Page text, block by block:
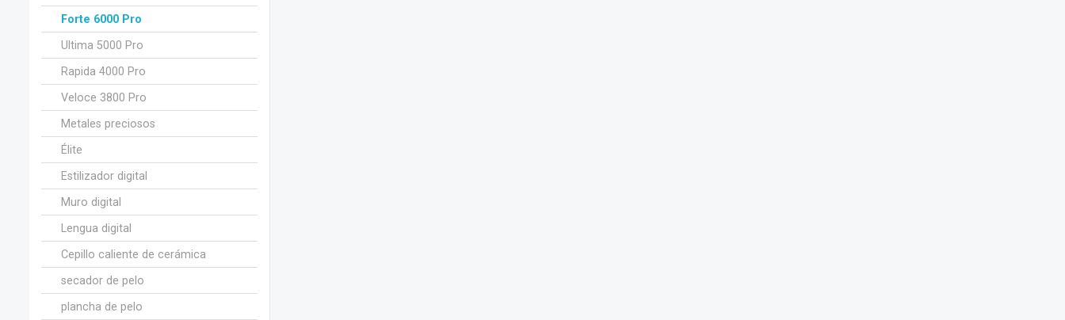
Forte 6000 Pro
Ultima 5000 Pro
Rapida 4000 Pro
Veloce 3800 Pro
Metales preciosos
Élite
Estilizador digital
Muro digital
Lengua digital
Cepillo caliente de cerámica
secador de pelo
plancha de pelo